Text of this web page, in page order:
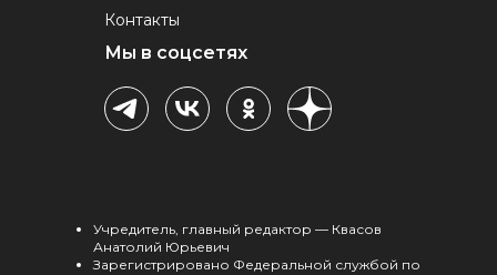
Контакты
Мы в соцсетях
Учредитель, главный редактор — Квасов
Анатолий Юрьевич
Зарегистрировано Федеральной службой по